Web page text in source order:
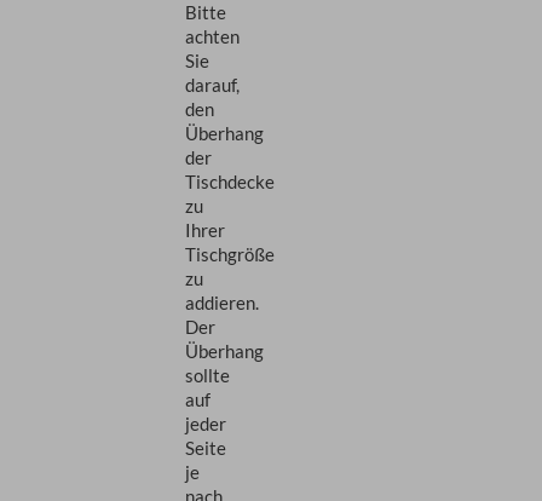
Bitte
achten
Sie
darauf,
den
Überhang
der
Tischdecke
zu
Ihrer
Tischgröße
zu
addieren.
Der
Überhang
sollte
auf
jeder
Seite
je